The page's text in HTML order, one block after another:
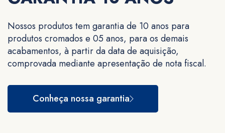
Nossos produtos tem garantia de 10 anos para
produtos cromados e 05 anos, para os demais
acabamentos, à partir da data de aquisição,
comprovada mediante apresentação de nota fiscal.
Conheça nossa garantia